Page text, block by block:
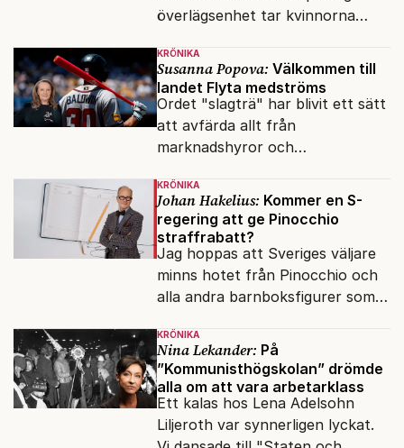
överlägsenhet tar kvinnorna
KRÖNIKA
Susanna Popova: Välkommen till
landet Flyta medströms
Ordet "slagträ" har blivit ett sätt
att avfärda allt från
marknadshyror och
om antisemitism.
KRÖNIKA
Johan Hakelius: Kommer en S-
regering att ge Pinocchio
straffrabatt?
Jag hoppas att Sveriges väljare
minns hotet från Pinocchio och
alla andra barnboksfigurer som
upphovsrätt.
KRÖNIKA
Nina Lekander: På
”Kommunisthögskolan” drömde
alla om att vara arbetarklass
Ett kalas hos Lena Adelsohn
Liljeroth var synnerligen lyckat.